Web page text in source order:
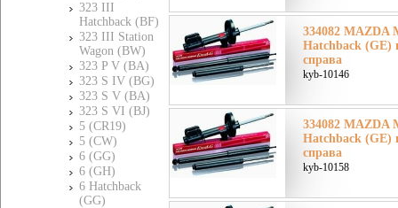
323 III
Hatchback (BF)
323 III Station
Wagon (BW)
323 P V (BA)
323 S IV (BG)
323 S V (BA)
323 S VI (BJ)
5 (CR19)
5 (CW)
6 (GG)
6 (GH)
6 Hatchback
(GG)
334082 MAZDA
Hatchback (GE)
справа
kyb-10146
334082 MAZDA
Hatchback (GE)
справа
kyb-10158